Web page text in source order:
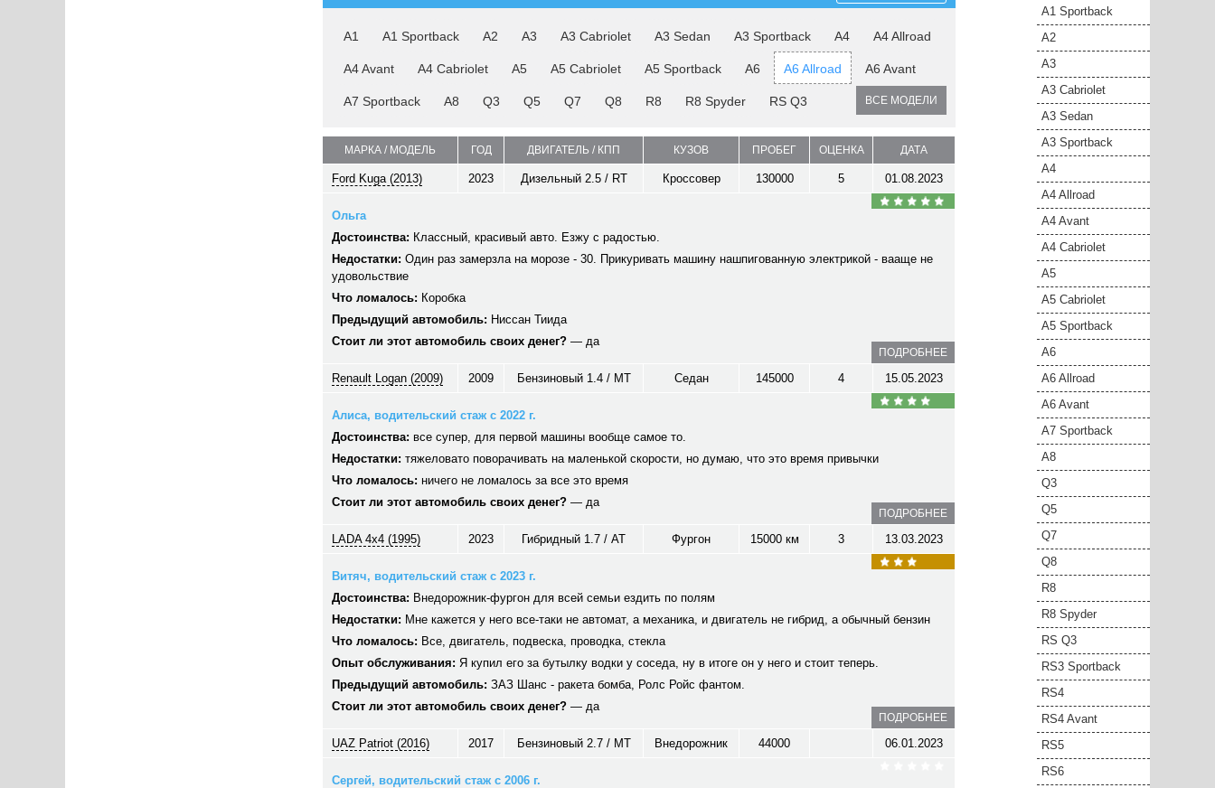
A1 A1 Sportback A2 A3 A3 Cabriolet A3 Sedan A3 Sportback A4 A4 Allroad
A4 Avant A4 Cabriolet A5 A5 Cabriolet A5 Sportback A6 A6 Allroad A6 Avant
A7 Sportback A8 Q3 Q5 Q7 Q8 R8 R8 Spyder RS Q3 ВСЕ МОДЕЛИ
МАРКА / МОДЕЛЬ ГОД ДВИГАТЕЛЬ / КПП КУЗОВ ПРОБЕГ ОЦЕНКА ДАТА
Ford Kuga (2013) 2023 Дизельный 2.5 / RT Кроссовер 130000 5 01.08.2023
Ольга
Достоинства: Классный, красивый авто. Езжу с радостью.
Недостатки: Один раз замерзла на морозе - 30. Прикуривать машину нашпигованную электрикой - вааще не
удовольствие
Что ломалось: Коробка
Предыдущий автомобиль: Ниссан Тиида
Стоит ли этот автомобиль своих денег? — да
ПОДРОБНЕЕ
Renault Logan (2009) 2009 Бензиновый 1.4 / MT Седан 145000 4 15.05.2023
Алиса, водительский стаж с 2022 г.
Достоинства: все супер, для первой машины вообще самое то.
Недостатки: тяжеловато поворачивать на маленькой скорости, но думаю, что это время привычки
Что ломалось: ничего не ломалось за все это время
Стоит ли этот автомобиль своих денег? — да
ПОДРОБНЕЕ
LADA 4x4 (1995) 2023 Гибридный 1.7 / AT Фургон 15000 км 3 13.03.2023
Витяч, водительский стаж с 2023 г.
Достоинства: Внедорожник-фургон для всей семьи ездить по полям
Недостатки: Мне кажется у него все-таки не автомат, а механика, и двигатель не гибрид, а обычный бензин
Что ломалось: Все, двигатель, подвеска, проводка, стекла
Опыт обслуживания: Я купил его за бутылку водки у соседа, ну в итоге он у него и стоит теперь.
Предыдущий автомобиль: ЗАЗ Шанс - ракета бомба, Ролс Ройс фантом.
Стоит ли этот автомобиль своих денег? — да
ПОДРОБНЕЕ
UAZ Patriot (2016) 2017 Бензиновый 2.7 / MT Внедорожник 44000 06.01.2023
Сергей, водительский стаж с 2006 г.
A1 Sportback
A2
A3
A3 Cabriolet
A3 Sedan
A3 Sportback
A4
A4 Allroad
A4 Avant
A4 Cabriolet
A5
A5 Cabriolet
A5 Sportback
A6
A6 Allroad
A6 Avant
A7 Sportback
A8
Q3
Q5
Q7
Q8
R8
R8 Spyder
RS Q3
RS3 Sportback
RS4
RS4 Avant
RS5
RS6